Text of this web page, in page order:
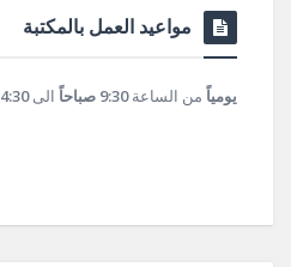
مواعيد العمل بالمكتبة
يومياً من الساعة9:30 صباحاً الى4:30 مساءً